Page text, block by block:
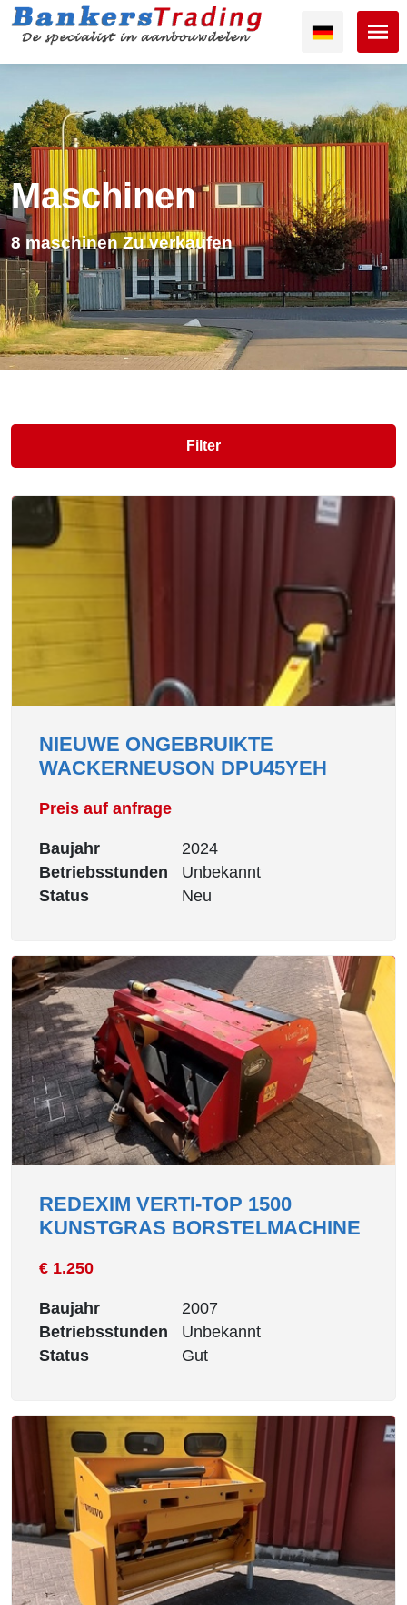
Maschinen
8 maschinen Zu verkaufen
Filter
NIEUWE ONGEBRUIKTE
WACKERNEUSON DPU45YEH
Preis auf anfrage
Baujahr
2024
Betriebsstunden
Unbekannt
Status
Neu
REDEXIM VERTI-TOP 1500
KUNSTGRAS BORSTELMACHINE
€ 1.250
Baujahr
2007
Betriebsstunden
Unbekannt
Status
Gut